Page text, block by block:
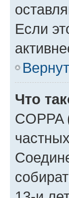
Если
Что